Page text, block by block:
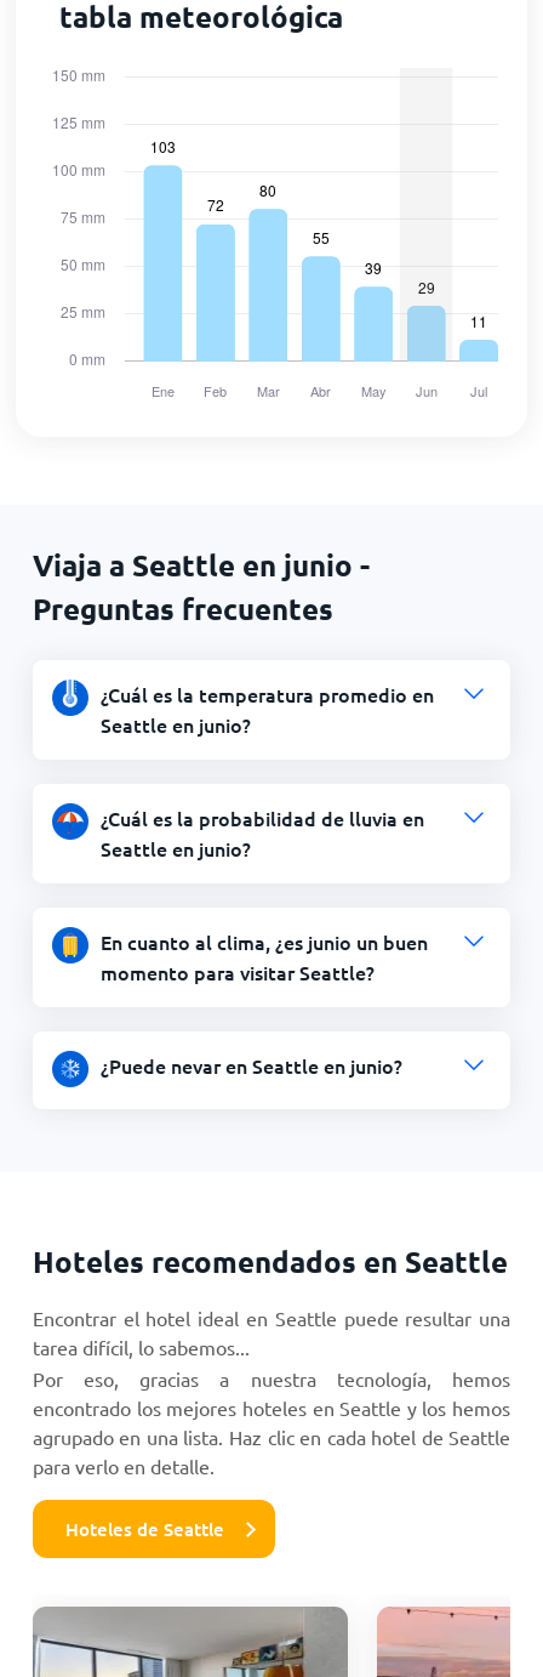
tabla meteorológica
Viaja a Seattle en junio -
Preguntas frecuentes
¿Cuál es la temperatura promedio en
Seattle en junio?
¿Cuál es la probabilidad de lluvia en
Seattle en junio?
En cuanto al clima, ¿es junio un buen
momento para visitar Seattle?
¿Puede nevar en Seattle en junio?
Hoteles recomendados en Seattle
Encontrar el hotel ideal en Seattle puede resultar una
tarea difícil, lo sabemos...
Por eso, gracias a nuestra tecnología, hemos
encontrado los mejores hoteles en Seattle y los hemos
agrupado en una lista. Haz clic en cada hotel de Seattle
para verlo en detalle.
Hoteles de Seattle